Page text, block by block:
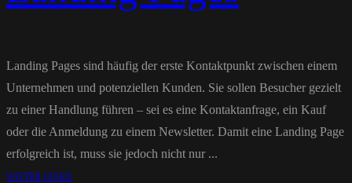
Landing Pages sind häufig der erste Kontaktpunkt zwischen einem
Unternehmen und potenziellen Kunden. Sie sollen Besucher gezielt
zu einer Handlung führen – sei es eine Kontaktanfrage, ein Kauf
oder die Anmeldung zu einem Newsletter. Damit eine Landing Page
erfolgreich ist, muss sie jedoch nicht nur ...
WEITER LESEN